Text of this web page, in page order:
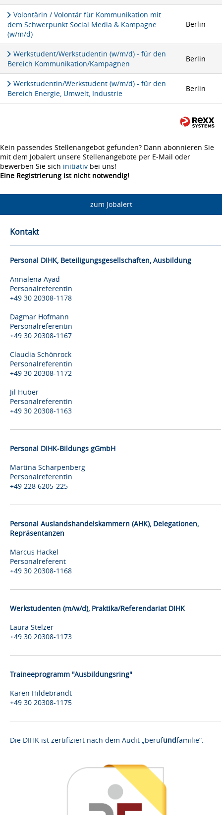
Volontärin / Volontär für Kommunikation mit
dem Schwerpunkt Social Media & Kampagne
(w/m/d)
Berlin
Werkstudent/Werkstudentin (w/m/d) - für den
Bereich Kommunikation/Kampagnen
Berlin
Werkstudentin/Werkstudent (w/m/d) - für den
Bereich Energie, Umwelt, Industrie
Berlin
Kein passendes Stellenangebot gefunden? Dann abonnieren Sie
mit dem Jobalert unsere Stellenangebote per E-Mail oder
bewerben Sie sich initiativ bei uns!
Eine Registrierung ist nicht notwendig!
zum Jobalert
Kontakt
Personal DIHK, Beteiligungsgesellschaften, Ausbildung
Annalena Ayad
Personalreferentin
+49 30 20308-1178
Dagmar Hofmann
Personalreferentin
+49 30 20308-1167
Claudia Schönrock
Personalreferentin
+49 30 20308-1172
Jil Huber
Personalreferentin
+49 30 20308-1163
Personal DIHK-Bildungs gGmbH
Martina Scharpenberg
Personalreferentin
+49 228 6205-225
Personal Auslandshandelskammern (AHK), Delegationen,
Repräsentanzen
Marcus Hackel
Personalreferent
+49 30 20308-1168
Werkstudenten (m/w/d), Praktika/Referendariat DIHK
Laura Stelzer
+49 30 20308-1173
Traineeprogramm "Ausbildungsring"
Karen Hildebrandt
+49 30 20308-1175
Die DIHK ist zertifiziert nach dem Audit „berufundfamilie“.